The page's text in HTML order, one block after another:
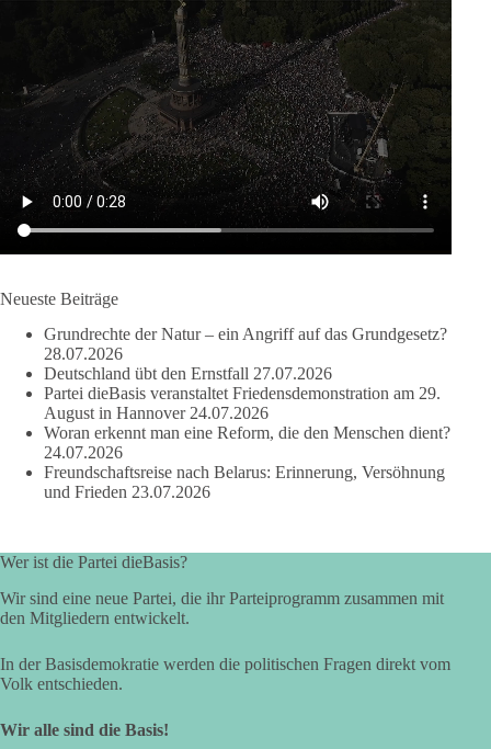
Auf Facebook ansehen
DieBasis
1 Tag zuvor
🔎 Über 100-mal keine Antwort.
Anthony Fauci, Immunologe und Berater des ehemaligen US-
Präsidenten, hat bei einer Anhörung des US-Senats auf mehr
als 100 Fragen die Aussage verweigert. Die juristische
Bewertung werden Gerichte und Ermittlungen klären – auch
der Vorgang eines deutlich:
Die Corona-Zeit ist noch lange nicht aufgearbeitet.
Auch in Deutschland warten viele Menschen bis heute auf
Antworten:
❓ Wie wurden politische Entscheidungen getroffen?
❓ Welche Maßnahmen waren notwendig und welche nicht?
❓Und wer übernimmt die Verantwortung für die massiven
in unseren Rechtsstaat?
🟩🟩🟦🟦🟥🟥🟧🟧
Fragen zu vermeiden. Sie lebt davon, Fragen offen zu stellen
und transparent zu beantworten.
dieBasis fordert deshalb weiterhin eine unabhängige,
Neueste Beiträge
Grundrechte der Natur – ein Angriff auf das Grundgesetz?
28.07.2026
Deutschland übt den Ernstfall 27.07.2026
Partei dieBasis veranstaltet Friedensdemonstration am 29.
August in Hannover 24.07.2026
Woran erkennt man eine Reform, die den Menschen dient?
24.07.2026
Freundschaftsreise nach Belarus: Erinnerung, Versöhnung
und Frieden 23.07.2026
Wer ist die Partei dieBasis?
Wir sind eine neue Partei, die ihr Parteiprogramm zusammen mit
den Mitgliedern entwickelt.
In der Basisdemokratie werden die politischen Fragen direkt vom
Volk entschieden.
Wir alle sind die Basis!